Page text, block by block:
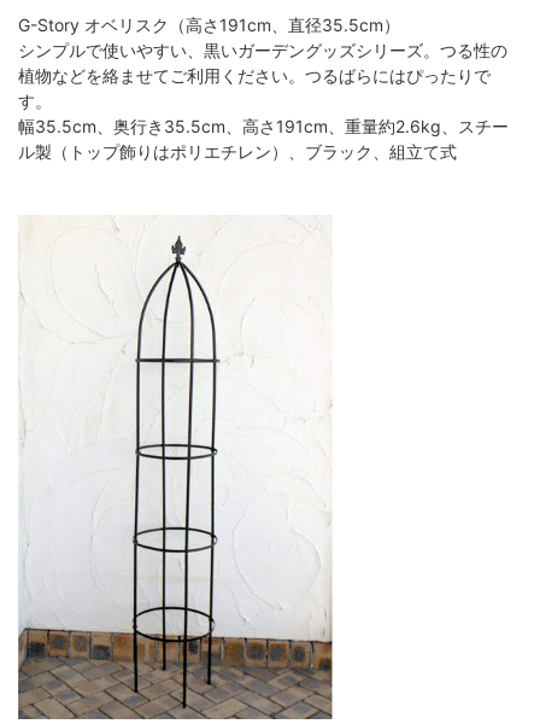
G-Story オベリスク（高さ191cm、直径35.5cm）
シンプルで使いやすい、黒いガーデングッズシリーズ。つる性の
植物などを絡ませてご利用ください。つるばらにはぴったりで
す。
幅35.5cm、奥行き35.5cm、高さ191cm、重量約2.6kg、スチー
ル製（トップ飾りはポリエチレン）、ブラック、組立て式